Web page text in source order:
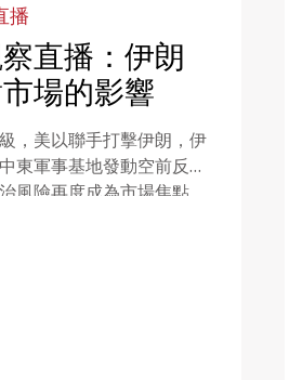
播
直播：伊朗
場的影響
，美以聯手打擊伊朗，伊
東軍事基地發動空前反
風險再度成為市場焦點。